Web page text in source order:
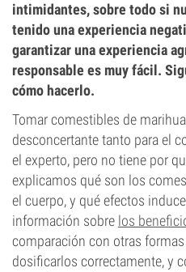
intimidantes, sobre todo si
tenido una experiencia
garantizar una experiencia
responsable es muy fácil.
cómo hacerlo.
Tomar comestibles de
desconcertante tanto para el
el experto, pero no tiene por
explicamos qué son los
el cuerpo, y qué efectos
información sobre los
comparación con otras
dosificarlos correctamente, y